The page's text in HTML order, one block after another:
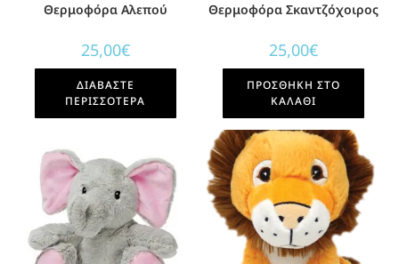
Θερμοφόρα Αλεπού
25,00€
ΔΙΑΒΆΣΤΕ
ΠΕΡΙΣΣΌΤΕΡΑ
Θερμοφόρα Σκαντζόχοιρος
25,00€
ΠΡΟΣΘΉΚΗ ΣΤΟ
ΚΑΛΆΘΙ